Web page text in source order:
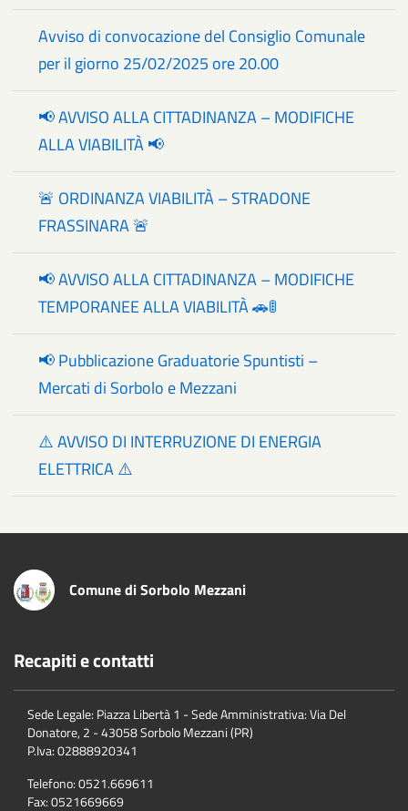
Avviso di convocazione del Consiglio Comunale
per il giorno 25/02/2025 ore 20.00
📢 AVVISO ALLA CITTADINANZA – MODIFICHE
ALLA VIABILITÀ 📢
🚨 ORDINANZA VIABILITÀ – STRADONE
FRASSINARA 🚨
📢 AVVISO ALLA CITTADINANZA – MODIFICHE
TEMPORANEE ALLA VIABILITÀ 🚗🚦
📢 Pubblicazione Graduatorie Spuntisti –
Mercati di Sorbolo e Mezzani
⚠️ AVVISO DI INTERRUZIONE DI ENERGIA
ELETTRICA ⚠️
Comune di Sorbolo Mezzani
Recapiti e contatti
Sede Legale: Piazza Libertà 1 - Sede Amministrativa: Via Del
Donatore, 2 - 43058 Sorbolo Mezzani (PR)
P.Iva:02888920341
Telefono:0521.669611
Fax:0521669669